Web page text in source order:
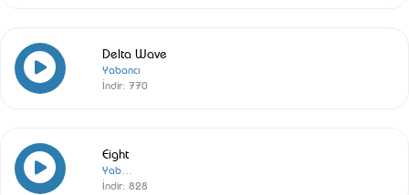
Delta Wave
Yabancı
İndir: 770
Eight
İndir: 828